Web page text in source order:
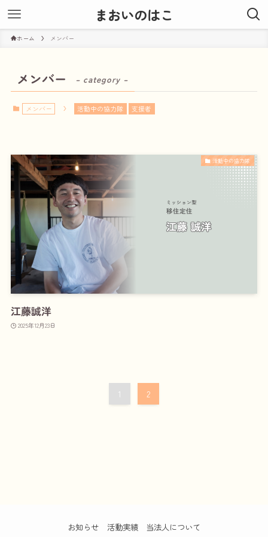
まおいのはこ
ホーム メンバー
メンバー – category –
メンバー 活動中の協力隊 支援者
活動中の協力隊
江藤誠洋
2025年12月23日
1 2
お知らせ 活動実績 当法人について